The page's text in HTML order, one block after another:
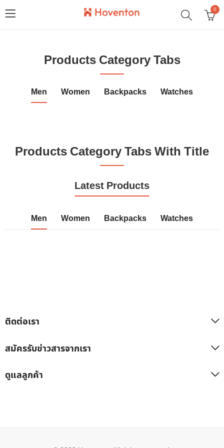
0
Products Category Tabs
Men Women Backpacks Watches
Products Category Tabs With Title
Latest Products
Men Women Backpacks Watches
ติดต่อเรา
สมัครรับข่าวสารจากเรา
ดูแลลูกค้า